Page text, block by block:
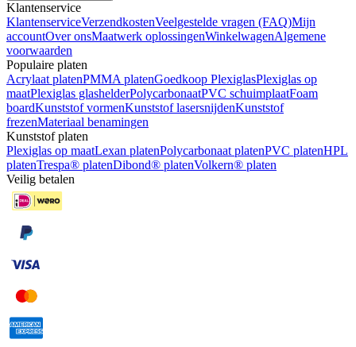
Klantenservice
KlantenserviceVerzendkostenVeelgestelde vragen (FAQ)Mijn
accountOver onsMaatwerk oplossingenWinkelwagenAlgemene
voorwaarden
Populaire platen
Acrylaat platenPMMA platenGoedkoop PlexiglasPlexiglas op
maatPlexiglas glashelderPolycarbonaatPVC schuimplaatFoam
boardKunststof vormenKunststof lasersnijdenKunststof
frezenMateriaal benamingen
Kunststof platen
Plexiglas op maatLexan platenPolycarbonaat platenPVC platenHPL
platenTrespa® platenDibond® platenVolkern® platen
Veilig betalen